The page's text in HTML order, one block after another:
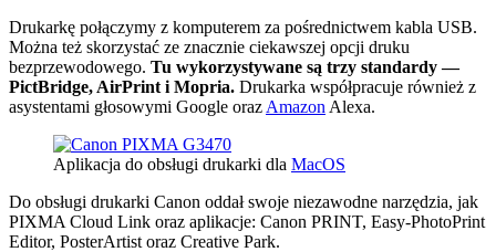
Drukarkę połączymy z komputerem za pośrednictwem kabla USB.
Można też skorzystać ze znacznie ciekawszej opcji druku
bezprzewodowego. Tu wykorzystywane są trzy standardy —
PictBridge, AirPrint i Mopria. Drukarka współpracuje również z
asystentami głosowymi Google oraz Amazon Alexa.
Aplikacja do obsługi drukarki dla MacOS
Do obsługi drukarki Canon oddał swoje niezawodne narzędzia, jak
PIXMA Cloud Link oraz aplikacje: Canon PRINT, Easy-PhotoPrint
Editor, PosterArtist oraz Creative Park.